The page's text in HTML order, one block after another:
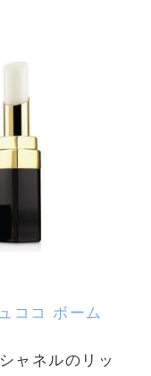
ココ ボーム
ャネルのリッ